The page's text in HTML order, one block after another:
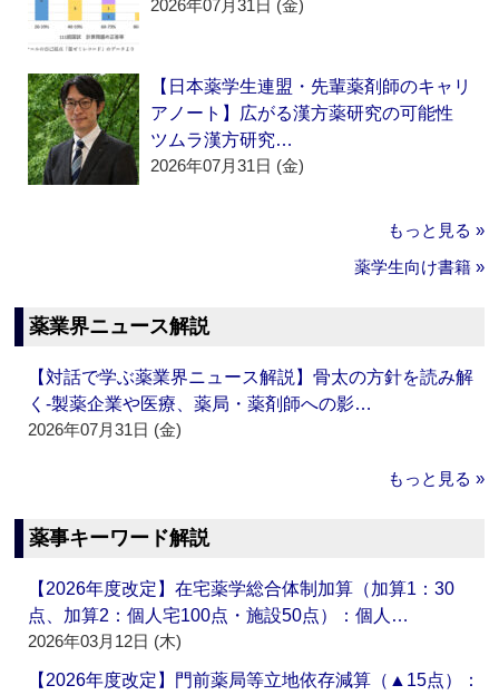
2026年07月31日 (金)
【日本薬学生連盟・先輩薬剤師のキャリ
アノート】広がる漢方薬研究の可能性
ツムラ漢方研究…
2026年07月31日 (金)
もっと見る »
薬学生向け書籍 »
薬業界ニュース解説
【対話で学ぶ薬業界ニュース解説】骨太の方針を読み解
く‐製薬企業や医療、薬局・薬剤師への影…
2026年07月31日 (金)
もっと見る »
薬事キーワード解説
【2026年度改定】在宅薬学総合体制加算（加算1：30
点、加算2：個人宅100点・施設50点）：個人…
2026年03月12日 (木)
【2026年度改定】門前薬局等立地依存減算（▲15点）：